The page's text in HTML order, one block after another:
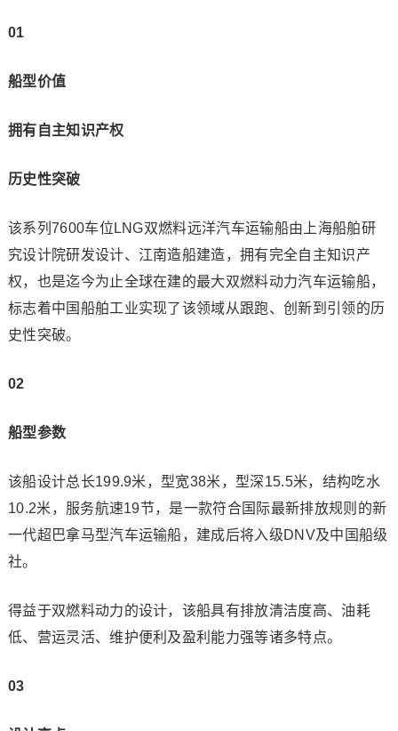
01
船型价值
拥有自主知识产权
历史性突破
该系列7600车位LNG双燃料远洋汽车运输船由上海船舶研
究设计院研发设计、江南造船建造，拥有完全自主知识产
权，也是迄今为止全球在建的最大双燃料动力汽车运输船，
标志着中国船舶工业实现了该领域从跟跑、创新到引领的历
史性突破。
02
船型参数
该船设计总长199.9米，型宽38米，型深15.5米，结构吃水
10.2米，服务航速19节，是一款符合国际最新排放规则的新
一代超巴拿马型汽车运输船，建成后将入级DNV及中国船级
社。
得益于双燃料动力的设计，该船具有排放清洁度高、油耗
低、营运灵活、维护便利及盈利能力强等诸多特点。
03